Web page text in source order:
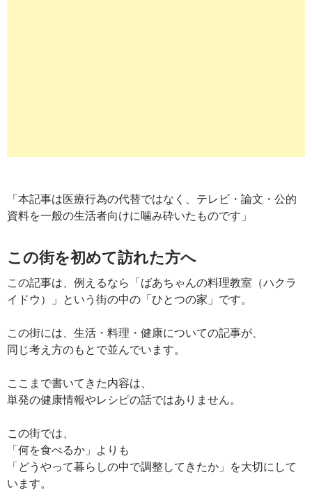
「本記事は医療行為の代替ではなく、テレビ・論文・公的
資料を一般の生活者向けに噛み砕いたものです」
この街を初めて訪れた方へ
この記事は、例えるなら「ばあちゃんの料理教室（ハクラ
イドウ）」という街の中の「ひとつの家」です。
この街には、生活・料理・健康についての記事が、
同じ考え方のもとで並んでいます。
ここまで書いてきた内容は、
単発の健康情報やレシピの話ではありません。
この街では、
「何を食べるか」よりも
「どうやって暮らしの中で調整してきたか」を大切にして
います。